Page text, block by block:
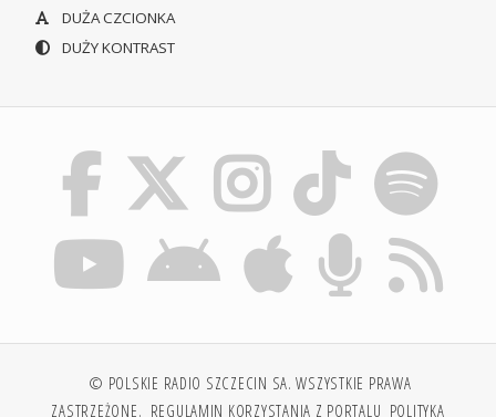
DUŻA CZCIONKA
DUŻY KONTRAST
© POLSKIE RADIO SZCZECIN SA. WSZYSTKIE PRAWA
ZASTRZEŻONE. REGULAMIN KORZYSTANIA Z PORTALU POLITYKA